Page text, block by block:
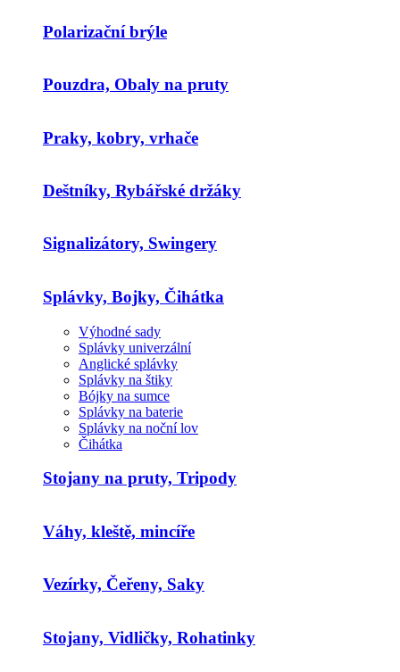
Polarizační brýle
Pouzdra, Obaly na pruty
Praky, kobry, vrhače
Deštníky, Rybářské držáky
Signalizátory, Swingery
Splávky, Bojky, Čihátka
Výhodné sady
Splávky univerzální
Anglické splávky
Splávky na štiky
Bójky na sumce
Splávky na baterie
Splávky na noční lov
Čihátka
Stojany na pruty, Tripody
Váhy, kleště, mincíře
Vezírky, Čeřeny, Saky
Stojany, Vidličky, Rohatinky